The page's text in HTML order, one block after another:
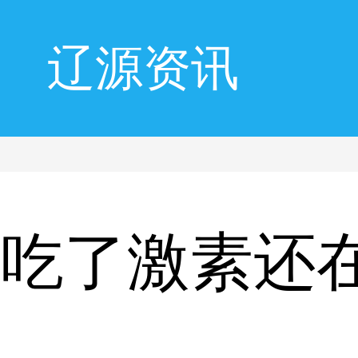
辽源资讯
了激素还